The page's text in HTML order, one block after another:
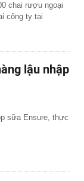
chai rượu ngoại
công ty tại
lậu nhập
sữa Ensure, thực